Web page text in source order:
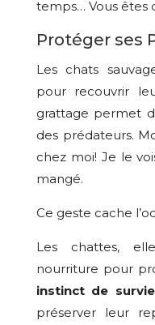
temps… Vous êtes
Protéger ses
Les chats
pour recouvrir
grattage permet
des prédateurs.
chez moi! Je le
mangé.
Ce geste cache
Les chattes,
nourriture pour
instinct de survie
préserver leur